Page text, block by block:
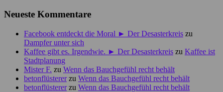
Neueste Kommentare
Facebook entdeckt die Moral ► Der Desasterkreis zu
Dampfer unter sich
Kaffee gibt es. Irgendwie. ► Der Desasterkreis zu Kaffee ist
Stadtplanung
Mister F. zu Wenn das Bauchgefühl recht behält
betonflüstererzu Wenn das Bauchgefühl recht behält
betonflüstererzu Wenn das Bauchgefühl recht behält